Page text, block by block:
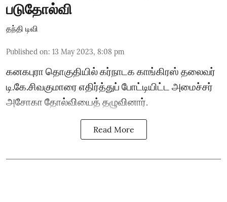
படுதோல்வி
தந்தி டிவி
Published on: 13 May 2023, 8:08 pm
கனகபுரா தொகுதியில் கர்நாடக காங்கிரஸ் தலைவர்
டி.கே.சிவகுமாரை எதிர்த்துப் போட்டியிட்ட அமைச்சர்
அசோகா தோல்வியைத் தழுவினார்.
Read More